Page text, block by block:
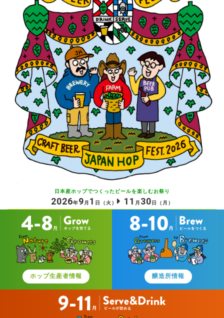
日本産ホップでつくったビールを楽しむお祭り
2026年9 月 1 日 （火） 11 月 30 日 （月）
ホップ生産者情報 醸造所情報